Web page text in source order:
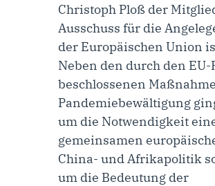
Christoph Ploß der
Ausschuss für die
der Europäischen Union
Neben den durch den EU-
beschlossenen
Pandemiebewältigung
um die Notwendigkeit
gemeinsamen
China- und Afrikapolitik
um die Bedeutung der